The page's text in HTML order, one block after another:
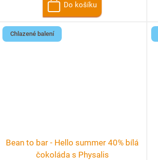
Do košíku
Chlazené balení
Bean to bar - Hello summer 40% bílá
čokoláda s Physalis